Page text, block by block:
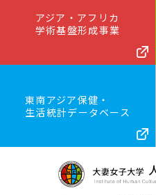
アジア・アフリカ
学術基盤形成事業
東南アジア保健・
生活統計データベース